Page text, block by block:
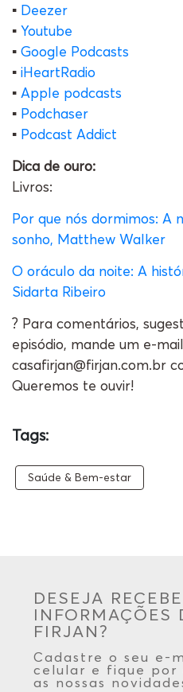
▪️ Deezer
▪️ Youtube
▪️ Google Podcasts
▪️ iHeartRadio
▪️ Apple podcasts
▪️ Podchaser
▪️ Podcast Addict
Dica de ouro:
Livros:
Por que nós dormimos: A
sonho, Matthew Walker
O oráculo da noite: A
Sidarta Ribeiro
? Para comentários,
episódio, mande um e-
casafirjan@firjan.com.br
Queremos te ouvir!
Tags:
Saúde & Bem-estar
DESEJA
INFORMAÇÕES
FIRJAN?
Cadastre o seu e-
celular e fique por
as nossas